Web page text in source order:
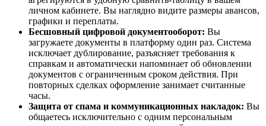
личном кабинете. Вы наглядно видите размеры авансов,
графики и переплаты.
Бесшовный цифровой документооборот: Вы
загружаете документы в платформу один раз. Система
исключает дублирование, разъясняет требования к
справкам и автоматически напоминает об обновлении
документов с ограниченным сроком действия. При
повторных сделках оформление занимает считанные
часы.
Защита от спама и коммуникационных накладок: Вы
общаетесь исключительно с одним персональным